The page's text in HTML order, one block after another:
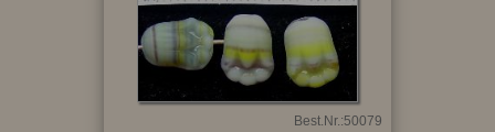
Best.Nr.:50079